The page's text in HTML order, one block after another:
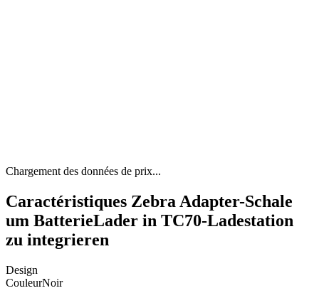
Chargement des données de prix...
Caractéristiques Zebra Adapter-Schale
um BatterieLader in TC70-Ladestation
zu integrieren
Design
CouleurNoir